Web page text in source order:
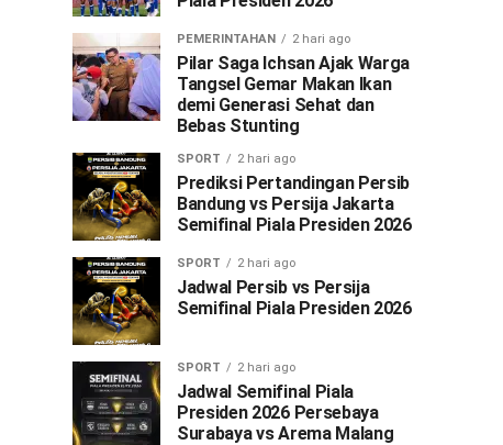
PEMERINTAHAN 2 hari ago
Pilar Saga Ichsan Ajak Warga
Tangsel Gemar Makan Ikan
demi Generasi Sehat dan
Bebas Stunting
SPORT 2 hari ago
Prediksi Pertandingan Persib
Bandung vs Persija Jakarta
Semifinal Piala Presiden 2026
SPORT 2 hari ago
Jadwal Persib vs Persija
Semifinal Piala Presiden 2026
SPORT 2 hari ago
Jadwal Semifinal Piala
Presiden 2026 Persebaya
Surabaya vs Arema Malang